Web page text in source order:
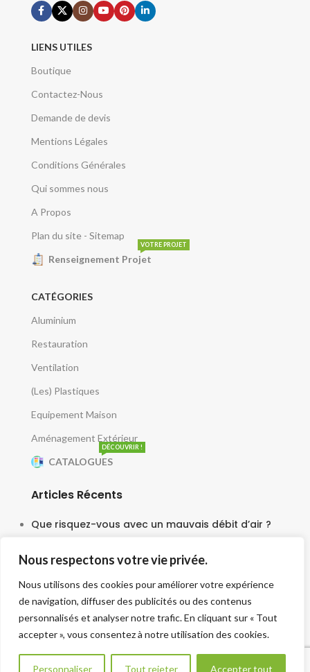
Nous respectons votre vie privée.
Nous utilisons des cookies pour améliorer votre expérience
de navigation, diffuser des publicités ou des contenus
personnalisés et analyser notre trafic. En cliquant sur « Tout
accepter », vous consentez à notre utilisation des cookies.
Personnaliser Tout rejeter Accepter tout
LIENS UTILES
Boutique
Contactez-Nous
Demande de devis
Mentions Légales
Conditions Générales
Qui sommes nous
A Propos
Plan du site - Sitemap
Renseignement Projet
VOTRE PROJET
CATÉGORIES
Aluminium
Restauration
Ventilation
(Les) Plastiques
Equipement Maison
Aménagement Extérieur
CATALOGUES
DÉCOUVRIR !
Articles Récents
Que risquez-vous avec un mauvais débit d’air ?
Le moteur escargot est-il vraiment silencieux ?
3 juin 2025
Faut-il une tourelle pour chaque cuisine ?
30 mai 2025
Besoin d aide ?